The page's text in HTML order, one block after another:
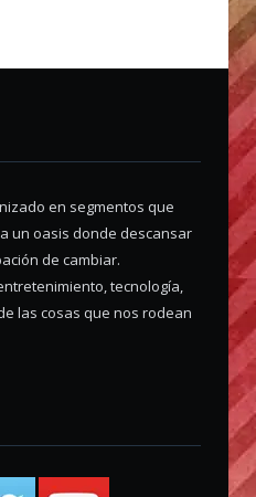
en segmentos que
un oasis donde descansar
de cambiar.
tecnología,
las cosas que nos rodean